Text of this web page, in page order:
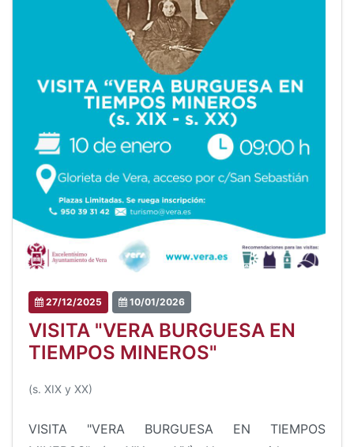
27/12/2025 10/01/2026
VISITA "VERA BURGUESA EN
TIEMPOS MINEROS"
(s. XIX y XX)
VISITA "VERA BURGUESA EN TIEMPOS